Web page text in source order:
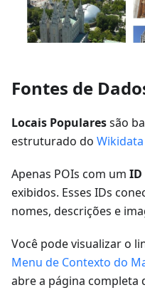
Fontes de
Locais Popularessão
estruturado do Wikidata
Apenas POIs com um ID
exibidos. Esses IDs
nomes, descrições e
Você pode visualizar o
Menu de Contexto do
abre a página completa